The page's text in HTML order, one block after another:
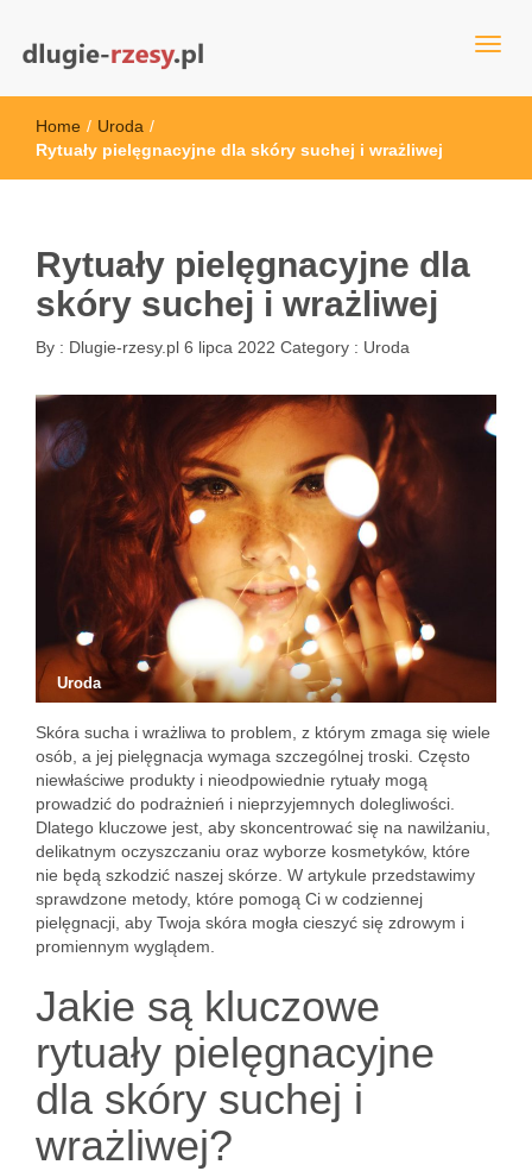
dlugie-rzesy.pl
Home / Uroda /
Rytuały pielęgnacyjne dla skóry suchej i wrażliwej
Rytuały pielęgnacyjne dla
skóry suchej i wrażliwej
By : Dlugie-rzesy.pl 6 lipca 2022 Category : Uroda
Uroda
Skóra sucha i wrażliwa to problem, z którym zmaga się wiele
osób, a jej pielęgnacja wymaga szczególnej troski. Często
niewłaściwe produkty i nieodpowiednie rytuały mogą
prowadzić do podrażnień i nieprzyjemnych dolegliwości.
Dlatego kluczowe jest, aby skoncentrować się na nawilżaniu,
delikatnym oczyszczaniu oraz wyborze kosmetyków, które
nie będą szkodzić naszej skórze. W artykule przedstawimy
sprawdzone metody, które pomogą Ci w codziennej
pielęgnacji, aby Twoja skóra mogła cieszyć się zdrowym i
promiennym wyglądem.
Jakie są kluczowe
rytuały pielęgnacyjne
dla skóry suchej i
wrażliwej?